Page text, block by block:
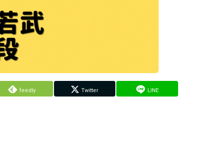
feedly Twitter LINE